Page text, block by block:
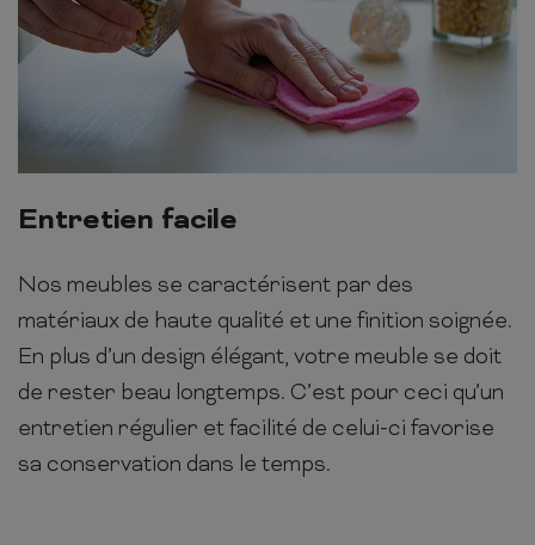
Entretien facile
Nos meubles se caractérisent par des
matériaux de haute qualité et une finition soignée.
En plus d’un design élégant, votre meuble se doit
de rester beau longtemps. C’est pour ceci qu’un
entretien régulier et facilité de celui-ci favorise
sa conservation dans le temps.